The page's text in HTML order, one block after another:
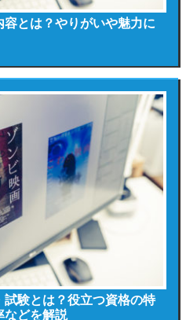
容とは？やりがいや魅力に
試験とは？役立つ資格の特
などを解説